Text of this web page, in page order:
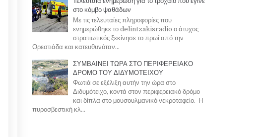
στο κόμβο ψαθάδων
Με τις τελευταίες πληροφορίες που
ενημερώθηκε το delintzakisradio ο άτυχος
στρατιωτικός ξεκίνησε το πρωί από την
Ορεστιάδα και κατευθυνόταν...
ΣΥΜΒΑΙΝΕΙ ΤΩΡΑ ΣΤΟ ΠΕΡΙΦΕΡΕΙΑΚΟ
ΔΡΟΜΟ ΤΟΥ ΔΙΔΥΜΟΤΕΙΧΟΥ
Φωτιά σε εξέλιξη αυτήν την ώρα στο
Διδυμότειχο, κοντά στον περιφερειακό δρόμο
και δίπλα στο μουσουλμανικό νεκροταφείο. Η
πυροσβεστική κλ...